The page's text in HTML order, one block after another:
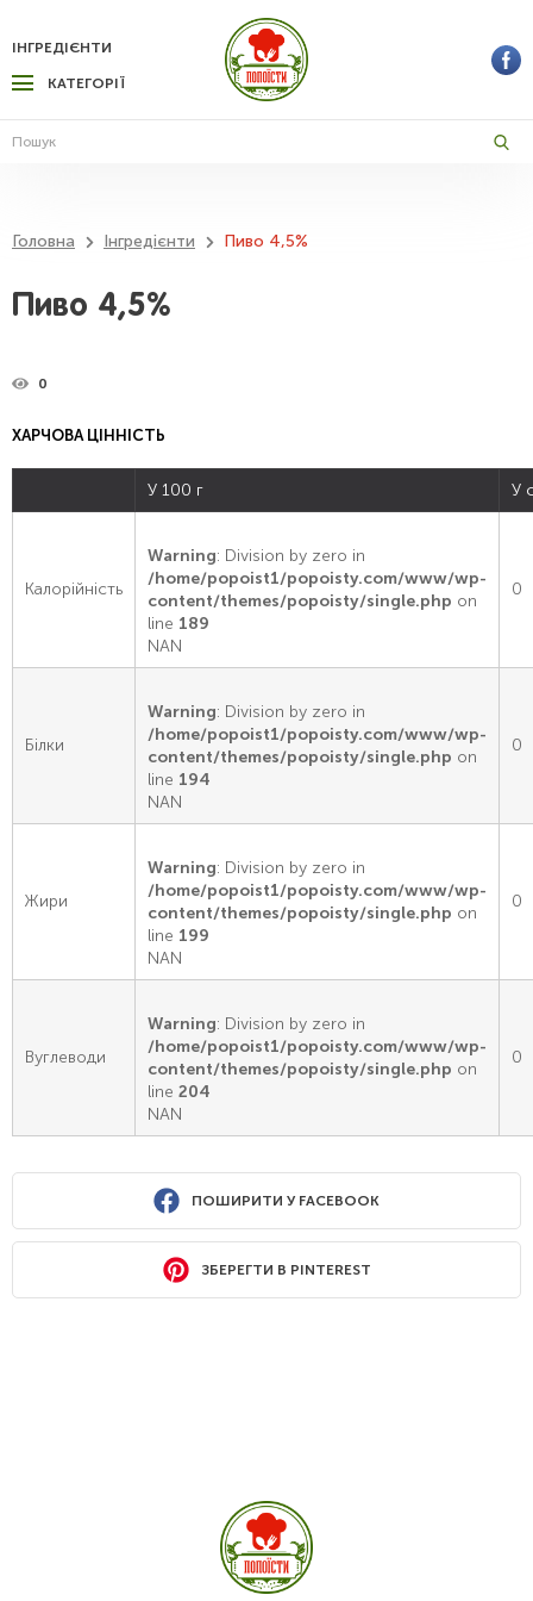
КАТЕГОРІЇ
ІНГРЕДІЄНТИ
Головна Інгредієнти Пиво 4,5%
Пиво 4,5%
0
ХАРЧОВА ЦІННІСТЬ
У 100 г У
Калорійність
Warning: Division by zero in
/home/popoist1/popoisty.com/www/wp-
content/themes/popoisty/single.php on
line 189
NAN
0
Білки
Warning: Division by zero in
/home/popoist1/popoisty.com/www/wp-
content/themes/popoisty/single.php on
line 194
NAN
0
Жири
Warning: Division by zero in
/home/popoist1/popoisty.com/www/wp-
content/themes/popoisty/single.php on
line 199
NAN
0
Вуглеводи
Warning: Division by zero in
/home/popoist1/popoisty.com/www/wp-
content/themes/popoisty/single.php on
line 204
NAN
0
ПОШИРИТИ У FACEBOOK
ЗБЕРЕГТИ В PINTEREST